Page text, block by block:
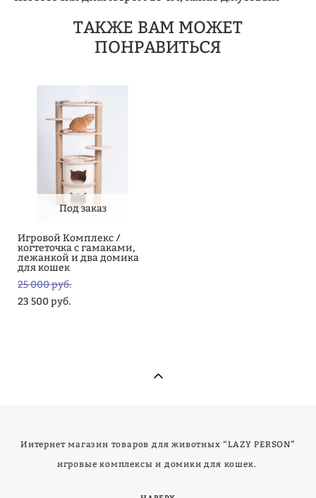
ТАКЖЕ ВАМ МОЖЕТ
ПОНРАВИТЬСЯ
Под заказ
Игровой Комплекс /
когтеточка с гамаками,
лежанкой и два домика
для кошек
25 000 pуб.
23 500 pуб.
Интернет магазин товаров для животных “LAZY PERSON”
игровые комплексы и домики для кошек.